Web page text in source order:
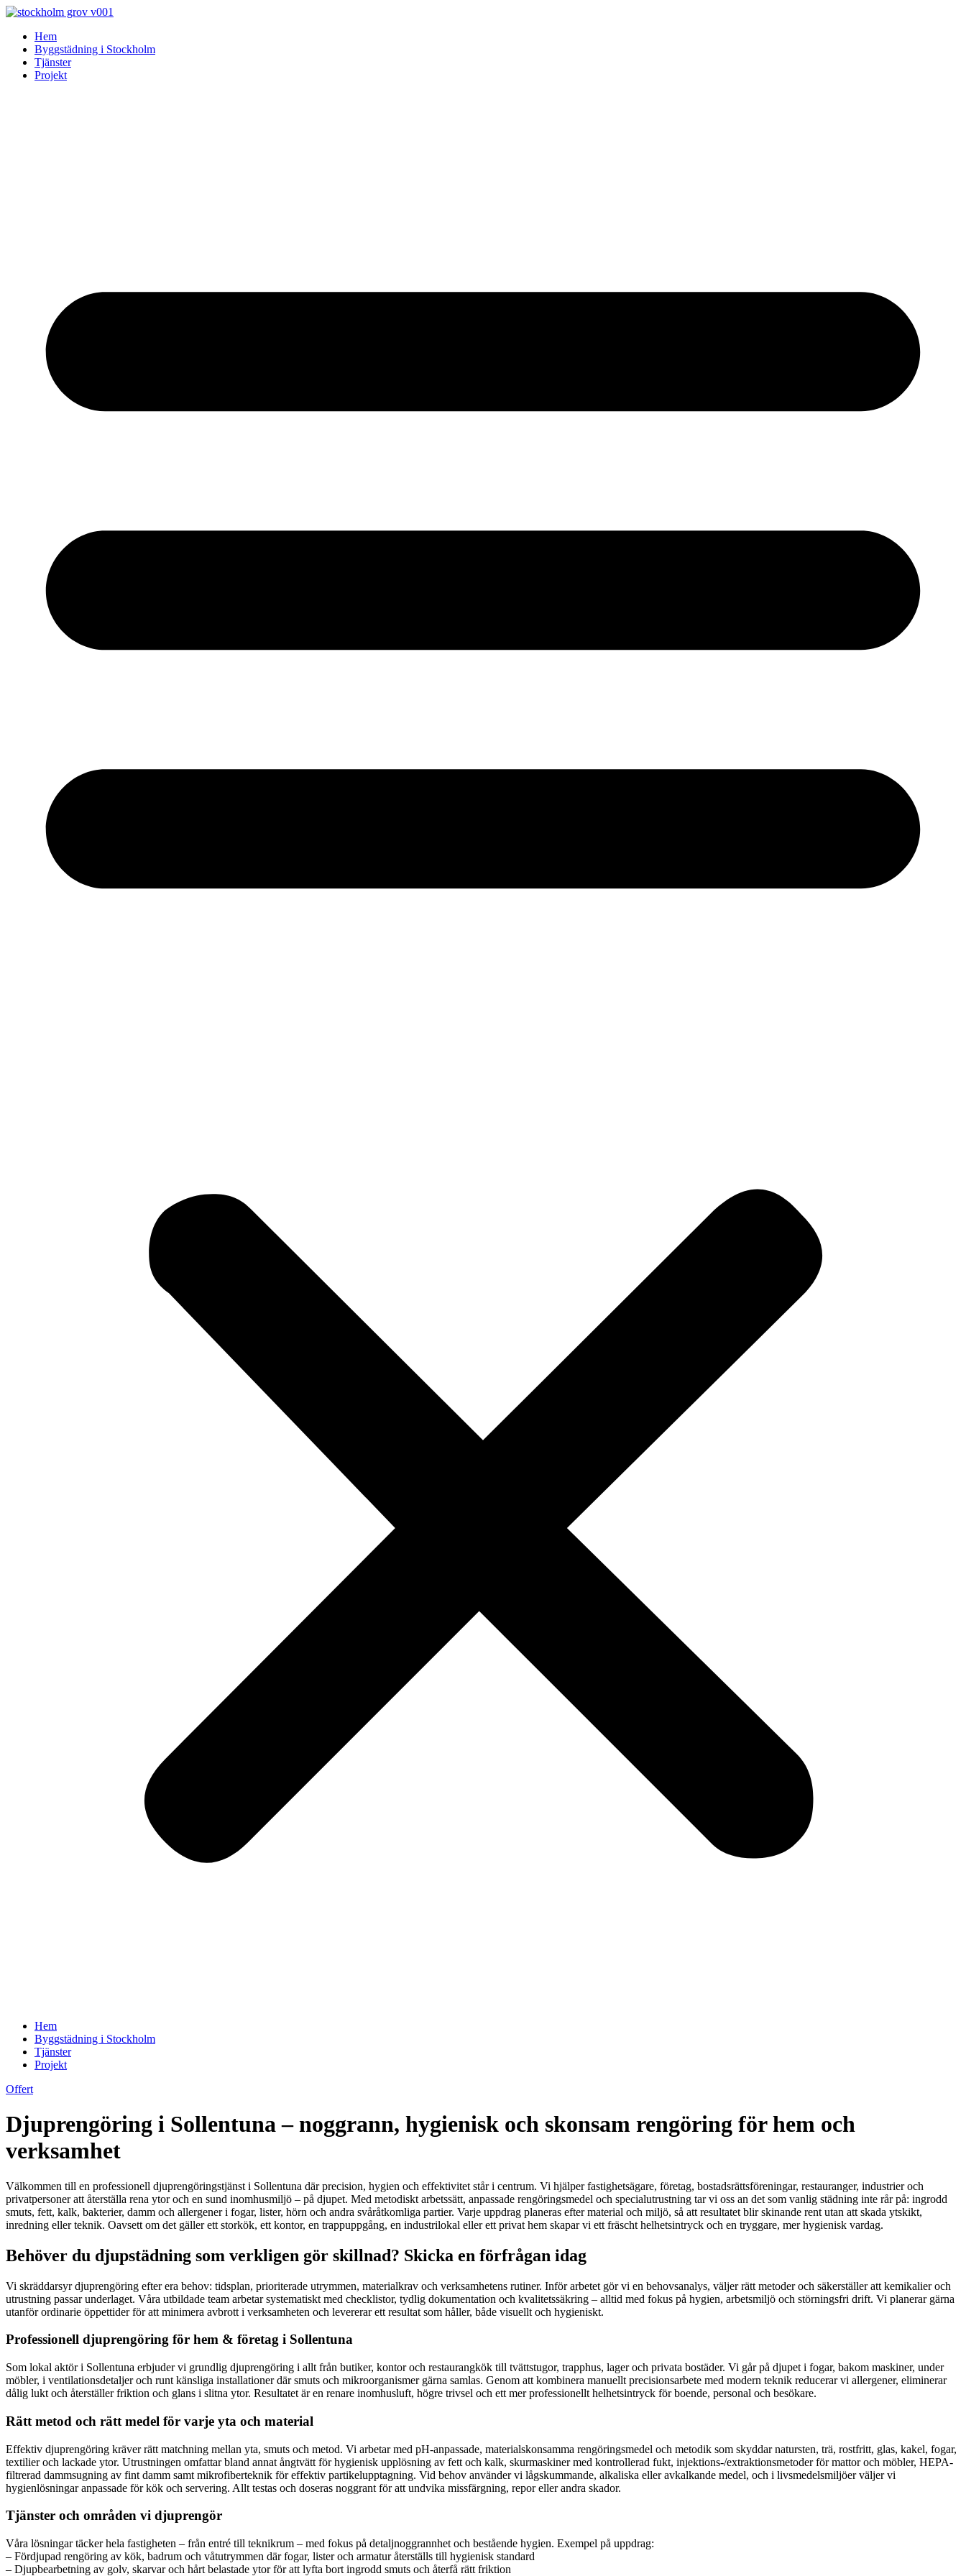
Skip
contentHem
Byggstädning i Stockholm
Tjänster
Projekt
Hem
Byggstädning i Stockholm
Tjänster
Projekt
Offert
Djuprengöring i Sollentuna – noggrann, hygienisk och skonsam rengöring för hem och
verksamhet
Välkommen till en professionell djuprengöringstjänst i Sollentuna där precision, hygien och effektivitet står i centrum. Vi hjälper fastighetsägare, företag, bostadsrättsföreningar, restauranger, industrier och
privatpersoner att återställa rena ytor och en sund inomhusmiljö – på djupet. Med metodiskt arbetssätt, anpassade rengöringsmedel och specialutrustning tar vi oss an det som vanlig städning inte rår på: ingrodd
smuts, fett, kalk, bakterier, damm och allergener i fogar, lister, hörn och andra svåråtkomliga partier. Varje uppdrag planeras efter material och miljö, så att resultatet blir skinande rent utan att skada ytskikt,
inredning eller teknik. Oavsett om det gäller ett storkök, ett kontor, en trappuppgång, en industrilokal eller ett privat hem skapar vi ett fräscht helhetsintryck och en tryggare, mer hygienisk vardag.
Behöver du djupstädning som verkligen gör skillnad? Skicka en förfrågan idag
Vi skräddarsyr djuprengöring efter era behov: tidsplan, prioriterade utrymmen, materialkrav och verksamhetens rutiner. Inför arbetet gör vi en behovsanalys, väljer rätt metoder och säkerställer att kemikalier och
utrustning passar underlaget. Våra utbildade team arbetar systematiskt med checklistor, tydlig dokumentation och kvalitetssäkring – alltid med fokus på hygien, arbetsmiljö och störningsfri drift. Vi planerar gärna
utanför ordinarie öppettider för att minimera avbrott i verksamheten och levererar ett resultat som håller, både visuellt och hygieniskt.
Professionell djuprengöring för hem & företag i Sollentuna
Som lokal aktör i Sollentuna erbjuder vi grundlig djuprengöring i allt från butiker, kontor och restaurangkök till tvättstugor, trapphus, lager och privata bostäder. Vi går på djupet i fogar, bakom maskiner, under
möbler, i ventilationsdetaljer och runt känsliga installationer där smuts och mikroorganismer gärna samlas. Genom att kombinera manuellt precisionsarbete med modern teknik reducerar vi allergener, eliminerar
dålig lukt och återställer friktion och glans i slitna ytor. Resultatet är en renare inomhusluft, högre trivsel och ett mer professionellt helhetsintryck för boende, personal och besökare.
Rätt metod och rätt medel för varje yta och material
Effektiv djuprengöring kräver rätt matchning mellan yta, smuts och metod. Vi arbetar med pH-anpassade, materialskonsamma rengöringsmedel och metodik som skyddar natursten, trä, rostfritt, glas, kakel, fogar,
textilier och lackade ytor. Utrustningen omfattar bland annat ångtvätt för hygienisk upplösning av fett och kalk, skurmaskiner med kontrollerad fukt, injektions-/extraktionsmetoder för mattor och möbler, HEPA-
filtrerad dammsugning av fint damm samt mikrofiberteknik för effektiv partikelupptagning. Vid behov använder vi lågskummande, alkaliska eller avkalkande medel, och i livsmedelsmiljöer väljer vi
hygienlösningar anpassade för kök och servering. Allt testas och doseras noggrant för att undvika missfärgning, repor eller andra skador.
Tjänster och områden vi djuprengör
Våra lösningar täcker hela fastigheten – från entré till teknikrum – med fokus på detaljnoggrannhet och bestående hygien. Exempel på uppdrag:
– Fördjupad rengöring av kök, badrum och våtutrymmen där fogar, lister och armatur återställs till hygienisk standard
– Djupbearbetning av golv, skarvar och hårt belastade ytor för att lyfta bort ingrodd smuts och återfå rätt friktion